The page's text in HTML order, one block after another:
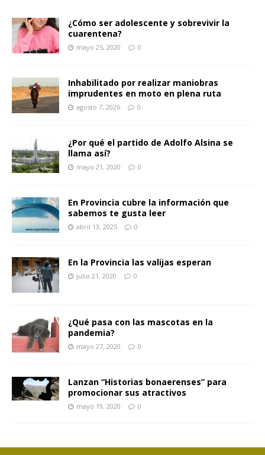
¿Cómo ser adolescente y sobrevivir la
cuarentena?
mayo 25, 2020 0
Inhabilitado por realizar maniobras
imprudentes en moto en plena ruta
agosto 7, 2026 0
¿Por qué el partido de Adolfo Alsina se
llama así?
mayo 21, 2020 0
En Provincia cubre la información que
sabemos te gusta leer
abril 13, 2025 0
En la Provincia las valijas esperan
julio 21, 2020 0
¿Qué pasa con las mascotas en la
pandemia?
mayo 27, 2020 0
Lanzan “Historias bonaerenses” para
promocionar sus atractivos
mayo 19, 2020 0